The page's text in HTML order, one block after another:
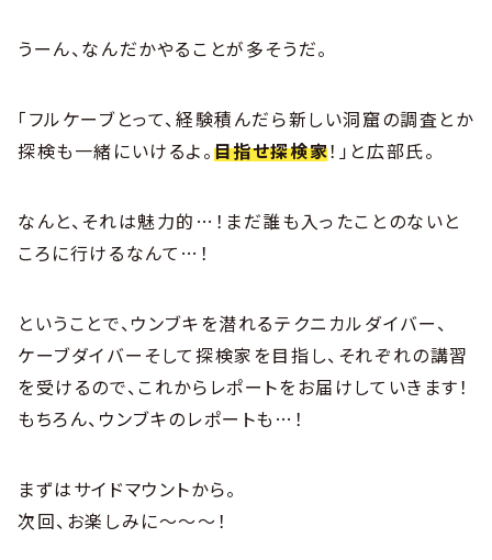
うーん、なんだかやることが多そうだ。
「フルケーブとって、経験積んだら新しい洞窟の調査とか
探検も一緒にいけるよ。目指せ探検家！」と広部氏。
なんと、それは魅力的…！まだ誰も入ったことのないと
ころに行けるなんて…！
ということで、ウンブキを潜れるテクニカルダイバー、
ケーブダイバーそして探検家を目指し、それぞれの講習
を受けるので、これからレポートをお届けしていきます！
もちろん、ウンブキのレポートも…！
まずはサイドマウントから。
次回、お楽しみに〜〜〜！